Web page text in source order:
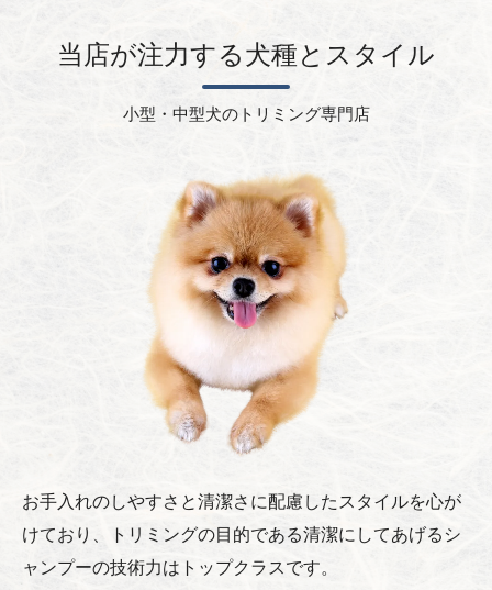
当店が注力する犬種とスタイル
小型・中型犬のトリミング専門店
お手入れのしやすさと清潔さに配慮したスタイルを心が
けており、トリミングの目的である清潔にしてあげるシ
ャンプーの技術力はトップクラスです。